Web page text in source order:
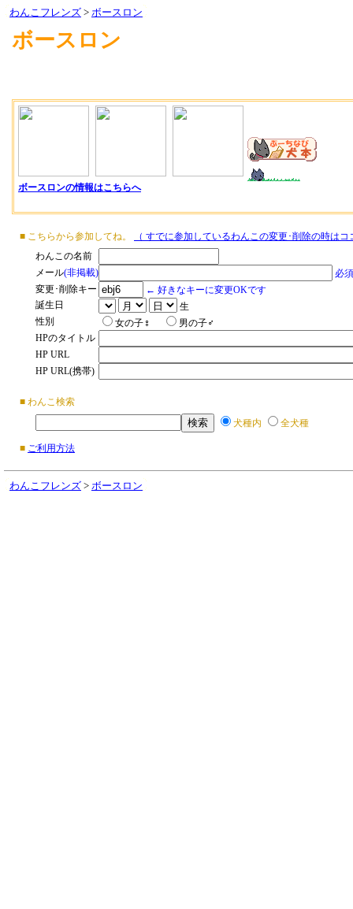
わんこフレンズ > ボースロン
ボースロン
ボースロンの情報はこちらへ
■ こちらから参加してね。
（ すでに参加しているわんこの変更･削除の時は
わんこの名前
メール(非掲載)
必須
変更･削除キー
← 好きなキーに変更OKです
誕生日
生
性別
女の子♀
男の子♂
HPのタイトル
HP URL
HP URL(携帯)
■ わんこ検索
犬種内
全犬種
■ ご利用方法
わんこフレンズ > ボースロン